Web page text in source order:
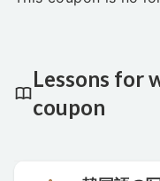
Lessons for
coupon